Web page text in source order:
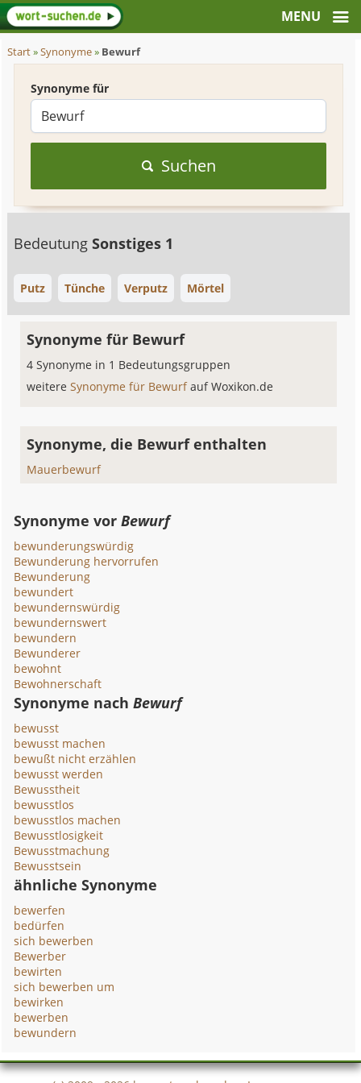
Start»Synonyme» Bewurf
Synonyme für
Suchen
BedeutungSonstiges 1
Putz Tünche Verputz Mörtel
Synonyme für Bewurf
4 Synonyme in 1 Bedeutungsgruppen
weitereSynonyme für Bewurfauf Woxikon.de
Synonyme, die Bewurf enthalten
Mauerbewurf
Synonyme vorBewurf
bewunderungswürdig
Bewunderung hervorrufen
Bewunderung
bewundert
bewundernswürdig
bewundernswert
bewundern
Bewunderer
bewohnt
Bewohnerschaft
Synonyme nachBewurf
bewusst
bewusst machen
bewußt nicht erzählen
bewusst werden
Bewusstheit
bewusstlos
bewusstlos machen
Bewusstlosigkeit
Bewusstmachung
Bewusstsein
ähnliche Synonyme
bewerfen
bedürfen
sich bewerben
Bewerber
bewirten
sich bewerben um
bewirken
bewerben
bewundern